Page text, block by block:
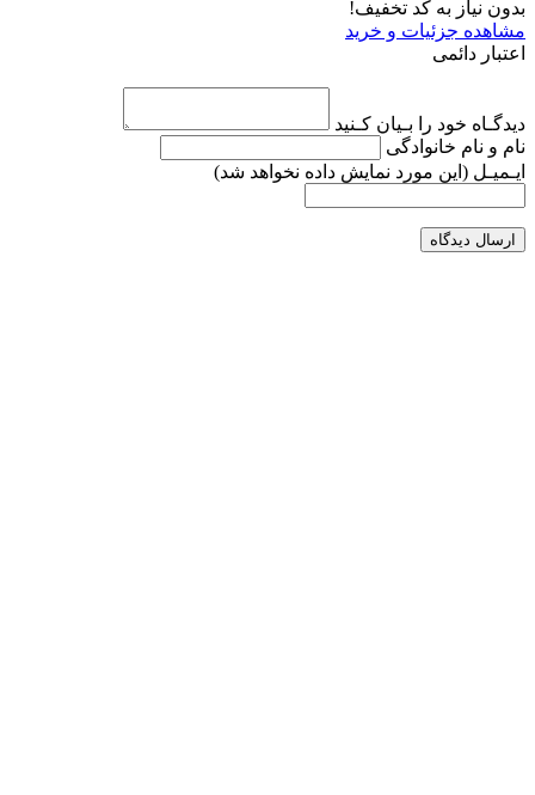
بدون نیاز به کد تخفیف!
مشاهده جزئیات و خرید
اعتبار دائمی
دیدگـاه خود را بـیان کـنید
نام و نام خانوادگی
ایـمیـل (این مورد نمایش داده نخواهد شد)
ارسال دیدگاه